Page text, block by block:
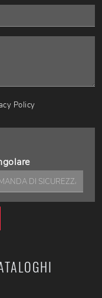
Policy